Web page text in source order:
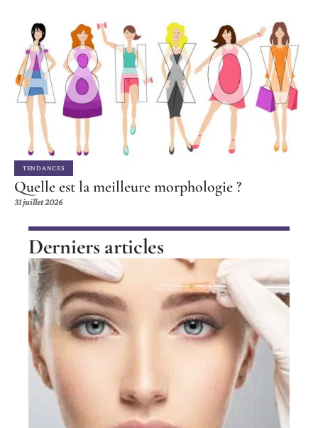
TENDANCES
Quelle est la meilleure morphologie ?
31 juillet 2026
Derniers articles